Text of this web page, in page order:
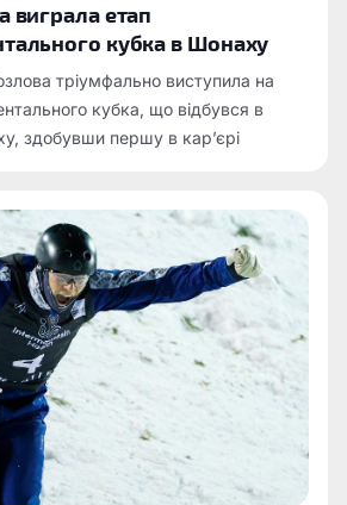
виграла етап
кубка в Шонаху
тріумфально виступила на
кубка, що відбувся в
здобувши першу в кар’єрі